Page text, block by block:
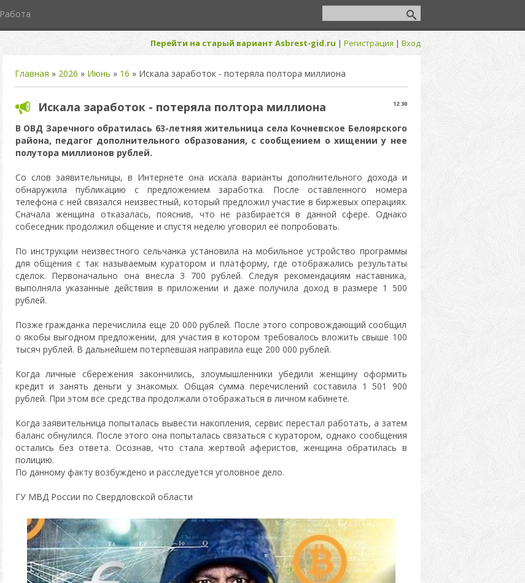
Работа
Перейти на старый вариант Asbrest-gid.ru | Регистрация | Вход
Главная » 2026 » Июнь » 16 » Искала заработок - потеряла полтора миллиона
12:30
Искала заработок - потеряла полтора миллиона
В ОВД Заречного обратилась 63-летняя жительница села Кочневское Белоярского
района, педагог дополнительного образования, с сообщением о хищении у нее
полутора миллионов рублей.
Со слов заявительницы, в Интернете она искала варианты дополнительного дохода и
обнаружила публикацию с предложением заработка. После оставленного номера
телефона с ней связался неизвестный, который предложил участие в биржевых операциях.
Сначала женщина отказалась, пояснив, что не разбирается в данной сфере. Однако
собеседник продолжил общение и спустя неделю уговорил её попробовать.
По инструкции неизвестного сельчанка установила на мобильное устройство программы
для общения с так называемым куратором и платформу, где отображались результаты
сделок. Первоначально она внесла 3 700 рублей. Следуя рекомендациям наставника,
выполняла указанные действия в приложении и даже получила доход в размере 1 500
рублей.
Позже гражданка перечислила еще 20 000 рублей. После этого сопровождающий сообщил
о якобы выгодном предложении, для участия в котором требовалось вложить свыше 100
тысяч рублей. В дальнейшем потерпевшая направила еще 200 000 рублей.
Когда личные сбережения закончились, злоумышленники убедили женщину оформить
кредит и занять деньги у знакомых. Общая сумма перечислений составила 1 501 900
рублей. При этом все средства продолжали отображаться в личном кабинете.
Когда заявительница попыталась вывести накопления, сервис перестал работать, а затем
баланс обнулился. После этого она попыталась связаться с куратором, однако сообщения
остались без ответа. Осознав, что стала жертвой аферистов, женщина обратилась в
полицию.
По данному факту возбуждено и расследуется уголовное дело.
ГУ МВД России по Свердловской области